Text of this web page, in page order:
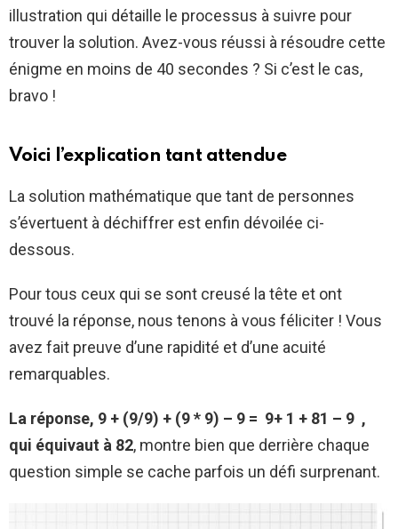
illustration qui détaille le processus à suivre pour
trouver la solution. Avez-vous réussi à résoudre cette
énigme en moins de 40 secondes ? Si c’est le cas,
bravo !
Voici l’explication tant attendue
La solution mathématique que tant de personnes
s’évertuent à déchiffrer est enfin dévoilée ci-
dessous.
Pour tous ceux qui se sont creusé la tête et ont
trouvé la réponse, nous tenons à vous féliciter ! Vous
avez fait preuve d’une rapidité et d’une acuité
remarquables.
La réponse, 9 + (9/9) + (9 * 9) – 9 = 9+ 1 + 81 – 9 ,
qui équivaut à 82, montre bien que derrière chaque
question simple se cache parfois un défi surprenant.